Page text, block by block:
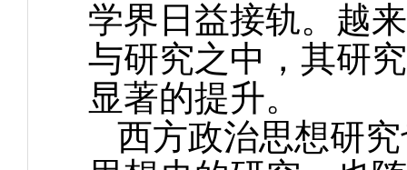
学界日益接轨。越
与研究之中，其研
显著的提升。
西方政治思想研